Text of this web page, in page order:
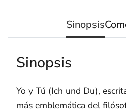
Sinopsis
Sinopsis
Yo y Tú (Ich und Du),
más emblemática del